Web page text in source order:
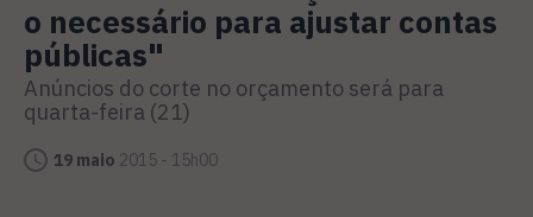
o necessário para ajustar contas
públicas"
Anúncios do corte no orçamento será para
quarta-feira (21)
19 maio 2015 - 15h00